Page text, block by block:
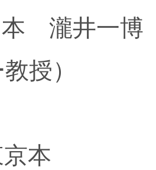
瀧井一博
授）
京本